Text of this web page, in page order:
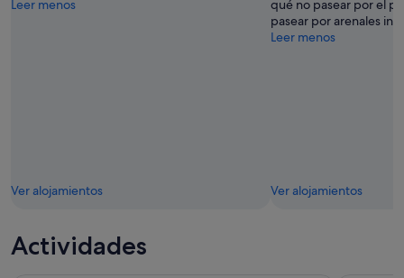
Leer menos
Ver alojamientos
qué no pasear por el
pasear por arenales
Leer menos
Ver alojamientos
Actividades